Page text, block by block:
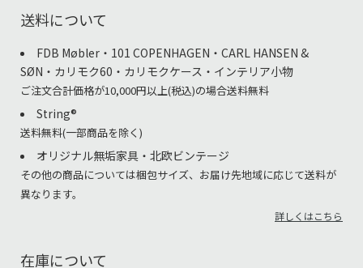
送料について
FDB Møbler・101 COPENHAGEN・CARL HANSEN &
SØN・カリモク60・カリモクケース・インテリア小物
ご注文合計価格が10,000円以上(税込)の場合送料無料
String®︎
送料無料(一部商品を除く)
オリジナル無垢家具・北欧ビンテージ
その他の商品については梱包サイズ、お届け先地域に応じて送料が
異なります。
詳しくはこちら
在庫について